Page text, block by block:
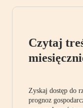
Czytaj
Zyskaj dostęp do
prognoz